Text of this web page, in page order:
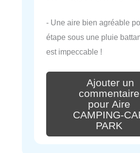
- Une aire bien agréable
étape sous une pluie
est impeccable !
Ajouter un
commentaire
pour Aire
CAMPING-
PARK